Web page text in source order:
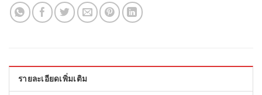
รายละเอียดเพิ่มเติม